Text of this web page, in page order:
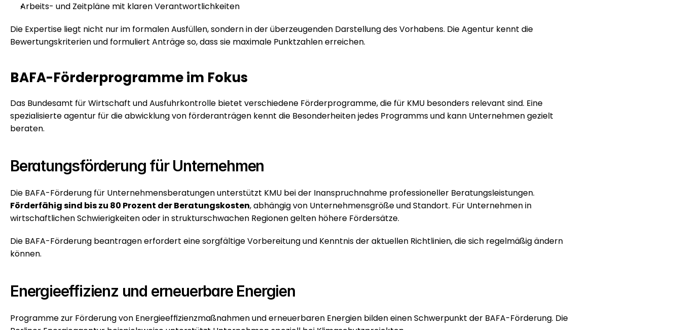
Arbeits- und Zeitpläne mit klaren Verantwortlichkeiten
Die Expertise liegt nicht nur im formalen Ausfüllen, sondern in der überzeugenden Darstellung des Vorhabens. Die Agentur kennt die
Bewertungskriterien und formuliert Anträge so, dass sie maximale Punktzahlen erreichen.
BAFA-Förderprogramme im Fokus
Das Bundesamt für Wirtschaft und Ausfuhrkontrolle bietet verschiedene Förderprogramme, die für KMU besonders relevant sind. Eine
spezialisierte agentur für die abwicklung von förderanträgen kennt die Besonderheiten jedes Programms und kann Unternehmen gezielt
beraten.
Beratungsförderung für Unternehmen
Förderfähig sind bis zu 80 Prozent der Beratungskosten, abhängig von Unternehmensgröße und Standort. Für Unternehmen in
wirtschaftlichen Schwierigkeiten oder in strukturschwachen Regionen gelten höhere Fördersätze.
Die BAFA-Förderung beantragen erfordert eine sorgfältige Vorbereitung und Kenntnis der aktuellen Richtlinien, die sich regelmäßig ändern
können.
Energieeffizienz und erneuerbare Energien